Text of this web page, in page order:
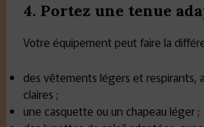
4. Portez une tenue
Votre équipement peut faire la
des vêtements légers et respirants,
claires ;
une casquette ou un chapeau léger ;